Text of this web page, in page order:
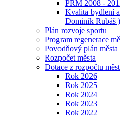
PRM 2008 -
Kvalita bydlení
Dominik Rubáš )
Plán rozvoje sportu
Program regenerace
Povodňový plán města
Rozpočet města
Dotace z rozpočtu
Rok 2026
Rok 2025
Rok 2024
Rok 2023
Rok 2022